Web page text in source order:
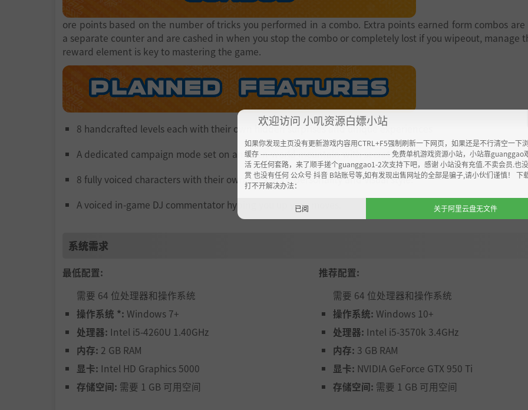
ore points based on the number of tricks you performed in a combo. Extra points earned form combos are
a separate counter and are cashed in when you stop the combo or completely lost if you wipeout, manage
reward element is key to mastering the game.
8 handcrafted levels each with their own hidden surprises and unique experiences
A dedicated campaign mode set on an open-world mountain with secrets and collectibles.
8 fully voiced characters with their own backstory, personality and visual style.
A voiced in-game DJ commentator hyping you up your moves.
系统需求
最低配置:
需要 64 位处理器和操作系统
操作系统 *: Windows 7+
处理器: Intel i5-4260U 1.40GHz
内存: 2 GB RAM
显卡: Intel HD Graphics 5000
存储空间: 需要 1 GB 可用空间
推荐配置:
需要 64 位处理器和操作系统
操作系统: Windows 10+
处理器: Intel i5-3570k 3.4GHz
内存: 3 GB RAM
显卡: NVIDIA GeForce GTX 950 Ti
存储空间: 需要 1 GB 可用空间
欢迎访问 小叽资源白嫖小站
如果你发现主页没有更新游戏内容用CTRL+F5强制刷新一下网页，如果还是不行清空一下
缓存 ------------------------------------------------------- 免费单机游戏资源小站，小站靠guanggao
活 无任何套路，来了顺手搓个guanggao1-2次支持下吧，感谢 小站没有充值.不卖会员.也
赏 也没有任何 公众号 抖音 B站账号等,如有发现出售网址的全部是骗子,请小伙们谨慎！ 下
打不开解决办法：
已阅 关于阿里云盘无文件